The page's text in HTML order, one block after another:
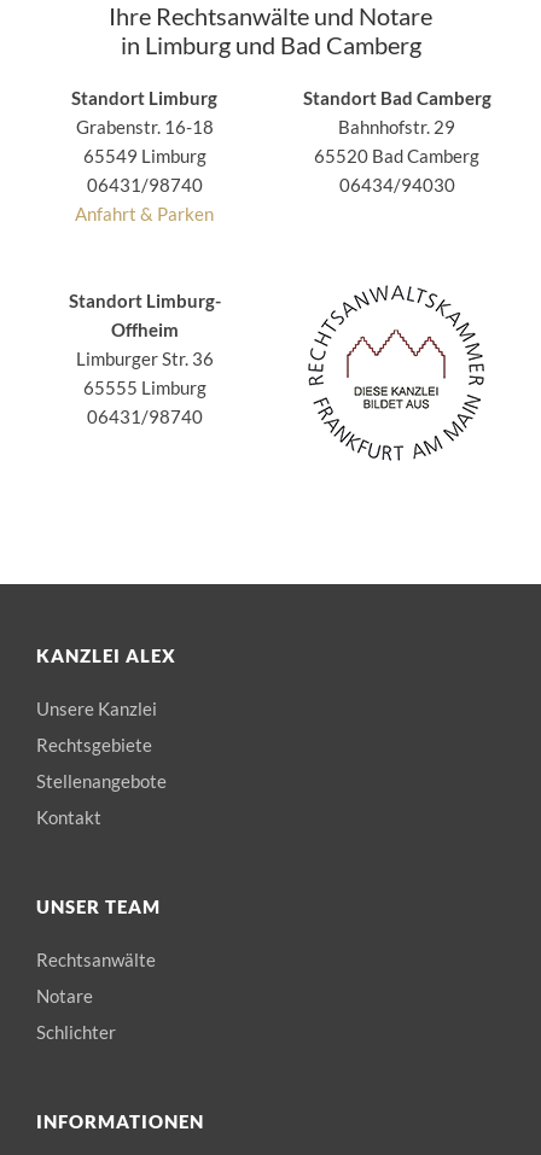
Ihre Rechtsanwälte und Notare
in Limburg und Bad Camberg
Standort Limburg
Grabenstr. 16-18
65549 Limburg
06431/98740
Anfahrt & Parken
Standort Bad Camberg
Bahnhofstr. 29
65520 Bad Camberg
06434/94030
Standort Limburg-
Offheim
Limburger Str. 36
65555 Limburg
06431/98740
KANZLEI ALEX
Unsere Kanzlei
Rechtsgebiete
Stellenangebote
Kontakt
UNSER TEAM
Rechtsanwälte
Notare
Schlichter
INFORMATIONEN